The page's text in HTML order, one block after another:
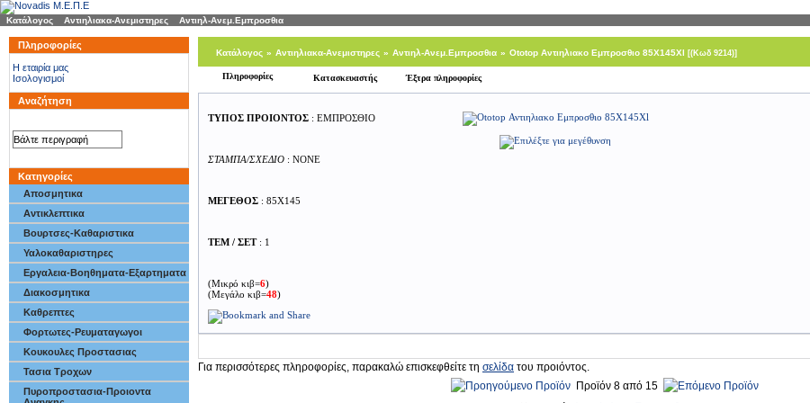
Κατάλογος Αντιηλιακα-Ανεμιστηρες Αντιηλ-Ανεμ.Εμπροσθια
Πληροφορίες
H εταιρία μας
Ισολογισμοί
Αναζήτηση
Κατηγορίες
Αποσμητικα
Αντικλεπτικα
Βουρτσες-Καθαριστικα
Υαλοκαθαριστηρες
Εργαλεια-Βοηθηματα-Εξαρτηματα
Διακοσμητικα
Καθρεπτες
Φορτωτες-Ρευματαγωγοι
Κουκουλες Προστασιας
Τασια Τροχων
Πυροπροστασια-Προιοντα
Κατάλογος » Αντιηλιακα-Ανεμιστηρες » Αντιηλ-Ανεμ.Εμπροσθια » Ototop Αντιηλιακο Εμπροσθιο 85Χ145Xl [(Κωδ 9214)]
Πληροφορίες Κατασκευαστής Έξτρα πληροφορίες
ΤΥΠΟΣ ΠΡΟΙΟΝΤΟΣ : ΕΜΠΡΟΣΘΙΟ
ΣΤΑΜΠΑ/ΣΧΕΔΙΟ : NONE
ΜΕΓΕΘΟΣ : 85Χ145
ΤΕΜ / ΣΕΤ: 1
(Μικρό κιβ=6)
(Μεγάλο κιβ=48)
Για περισσότερες πληροφορίες, παρακαλώ επισκεφθείτε τη σελίδα του προιόντος.
Προϊόν 8 από 15